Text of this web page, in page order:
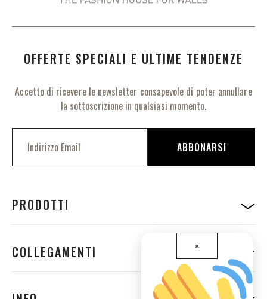
OFFERTE SPECIALI E ULTIME TENDENZE
Accetto di ricevere le newsletter consapevole di poter annullare
la sottoscrizione in qualsiasi momento.
I
r
i
t
i
l
l
a
o
ABBONARSI
PRODOTTI
COLLEGAMENTI ×